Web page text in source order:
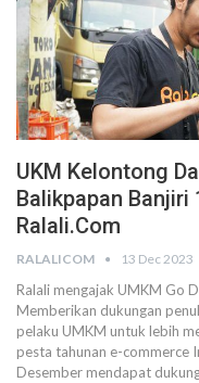
UKM Kelontong
Balikpapan Banjiri
Ralali.com
RALALICOM 13 Dec 2023
Ralali mengajak UMKM Go
Memberikan dukungan
pelaku UMKM untuk lebih
pesta tahunan e-commerce
Desember mendapat